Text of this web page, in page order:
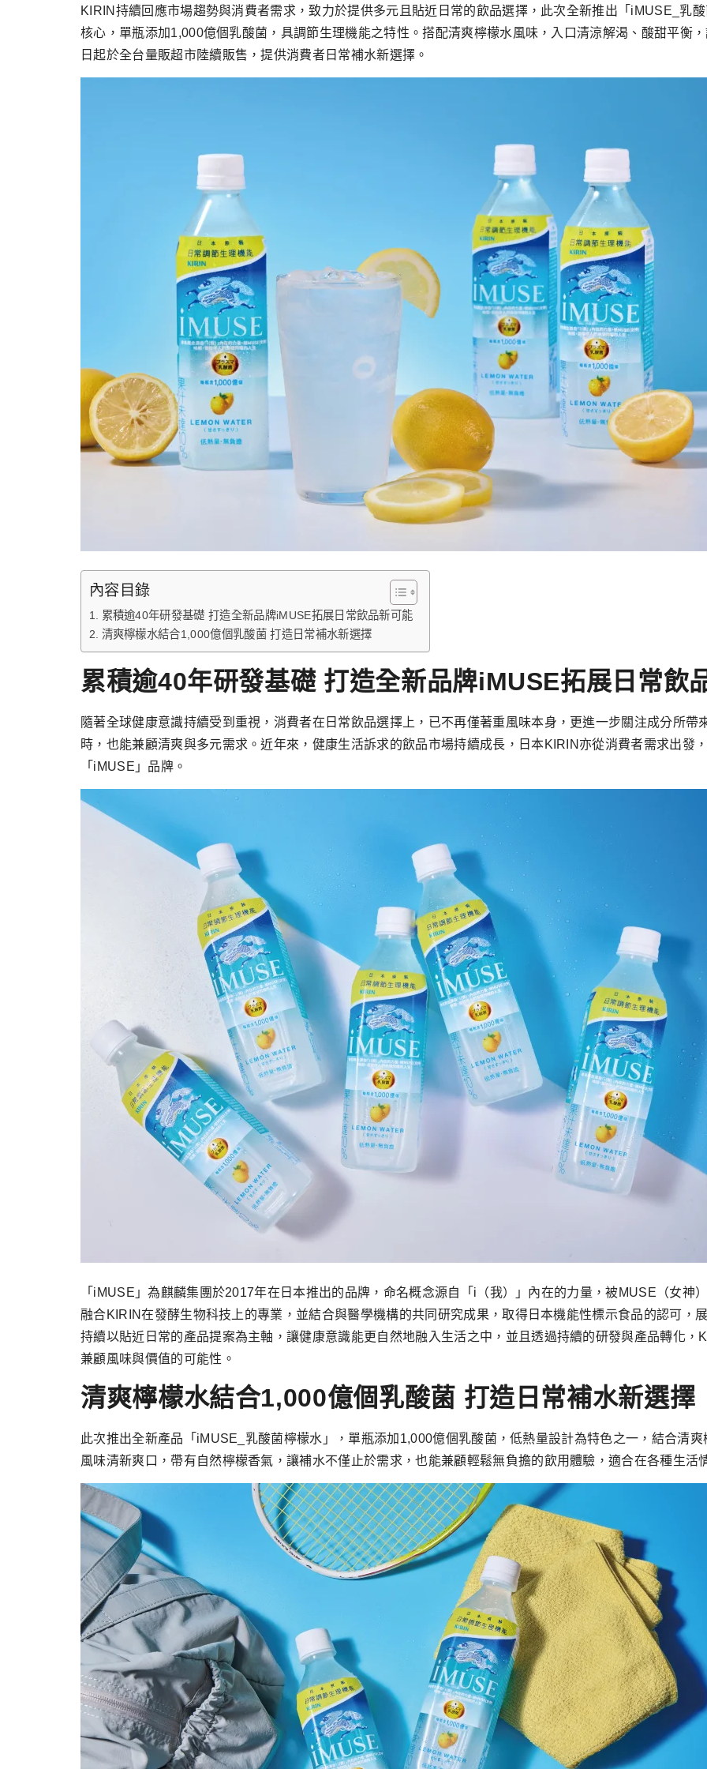
KIRIN持續回應市場趨勢與消費者需求，致力於提供多元且貼近日常的飲品選擇，此次全新推出「iMUSE_乳
核心，單瓶添加1,000億個乳酸菌，具調節生理機能之特性。搭配清爽檸檬水風味，入口清涼解渴、酸甜平衡
日起於全台量販超市陸續販售，提供消費者日常補水新選擇。
內容目錄
累積逾40年研發基礎 打造全新品牌iMUSE拓展日常飲品新可能
清爽檸檬水結合1,000億個乳酸菌 打造日常補水新選擇
累積逾40年研發基礎 打造全新品牌iMUSE拓展日常飲
隨著全球健康意識持續受到重視，消費者在日常飲品選擇上，已不再僅著重風味本身，更進一步關注成分所
時，也能兼顧清爽與多元需求。近年來，健康生活訴求的飲品市場持續成長，日本KIRIN亦從消費者需求出發
「iMUSE」品牌。
「iMUSE」為麒麟集團於2017年在日本推出的品牌，命名概念源自「i（我）」內在的力量，被MUSE（女神
融合KIRIN在發酵生物科技上的專業，並結合與醫學機構的共同研究成果，取得日本機能性標示食品的認可，
持續以貼近日常的產品提案為主軸，讓健康意識能更自然地融入生活之中，並且透過持續的研發與產品轉化
兼顧風味與價值的可能性。
清爽檸檬水結合1,000億個乳酸菌 打造日常補水新選擇
此次推出全新產品「iMUSE_乳酸菌檸檬水」，單瓶添加1,000億個乳酸菌，低熱量設計為特色之一，結合清
風味清新爽口，帶有自然檸檬香氣，讓補水不僅止於需求，也能兼顧輕鬆無負擔的飲用體驗，適合在各種生活